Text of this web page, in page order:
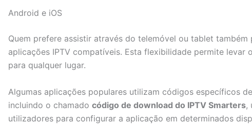
Android e iOS
Quem prefere assistir através do telemóvel ou tablet também
aplicações IPTV compatíveis. Esta flexibilidade permite levar
para qualquer lugar.
Algumas aplicações populares utilizam códigos específicos
incluindo o chamado código de download do IPTV Smarters,
utilizadores para configurar a aplicação em determinados